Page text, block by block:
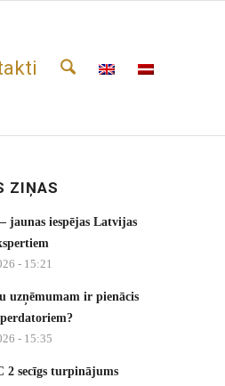
ZIŅAS
jaunas iespējas Latvijas
- 15:21
uzņēmumam ir pienācis
- 15:35
2 secīgs turpinājums